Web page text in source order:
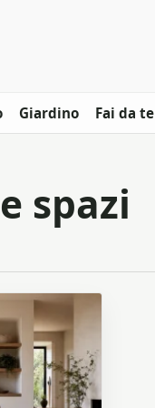
Giardino Fai da te
spazi